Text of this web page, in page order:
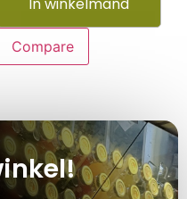
In winkelmand
Compare